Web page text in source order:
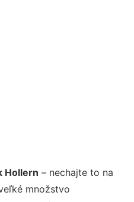
Hollern – nechajte to na
množstvo